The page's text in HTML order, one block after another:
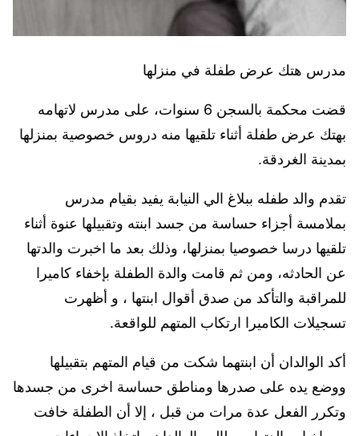
مدرس هتك عرض طفلة في منزلها
قضت محكمة بالسجن 6 سنوات، على مدرس لاتهامه
بهتك عرض طفلة أثناء تلقيها منه دروس خصوصية بمنزلها
بمدينة الغردقة.
تقدم والد طفله ببلاغ الي النيابة يفيد بقيام مدرس
بملامسة أجزاء حساسة من جسد ابنته وتقبيلها عنوة أثناء
تلقيها درسا خصوصيا بمنزلها، وذلك بعد ما اخبرت والدتها
عن الحادثه، ومن ثم قامت والدة الطفلة بإخفاء كاميرا
للمراقبة والتأكد من صدق أقوال ابنتها ، و أظهرت
تسجيلات الكاميرا ارتكاب المتهم للواقعة.
أكد الوالدان أن ابنتهما شكت من قيام المتهم بتقبيلها
ووضع يده على صدرها ومناطق حساسة اخرى من جسدها
وتكرر الفعل عدة مرات من قبل ، إلا أن الطفلة خافت